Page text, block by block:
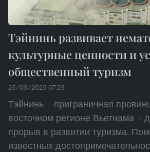
Тэйнинь развивает
культурные ценности и
общественный туризм
25/05/2025 07:25
Тэйнинь – приграничная
восточном регионе Вьетнама –
прорыв в развитии туризма.
известных